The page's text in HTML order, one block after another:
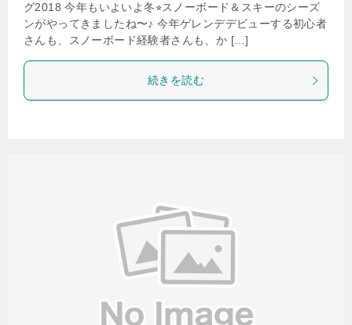
グ2018 今年もいよいよ冬⭐︎スノーボード＆スキーのシーズ
ンがやってきましたね〜♪ 今年ゲレンデデビューする初心者
さんも、スノーボード経験者さんも、か […]
続きを読む